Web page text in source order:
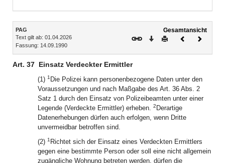
Inhalt
PAG
Text gilt ab: 01.04.2026
Fassung: 14.09.1990
Gesamtansicht
Download
DruckenVorheriges
Art. 37 Einsatz Verdeckter Ermittler
(1) 1 Die Polizei kann personenbezogene Daten unter den
Voraussetzungen und nach Maßgabe des Art. 36 Abs. 2
Satz 1 durch den Einsatz von Polizeibeamten unter einer
Legende (Verdeckte Ermittler) erheben. 2 Derartige
Datenerhebungen dürfen auch erfolgen, wenn Dritte
unvermeidbar betroffen sind.
(2) 1 Richtet sich der Einsatz eines Verdeckten Ermittlers
gegen eine bestimmte Person oder soll eine nicht allgemein
zugängliche Wohnung betreten werden, dürfen die